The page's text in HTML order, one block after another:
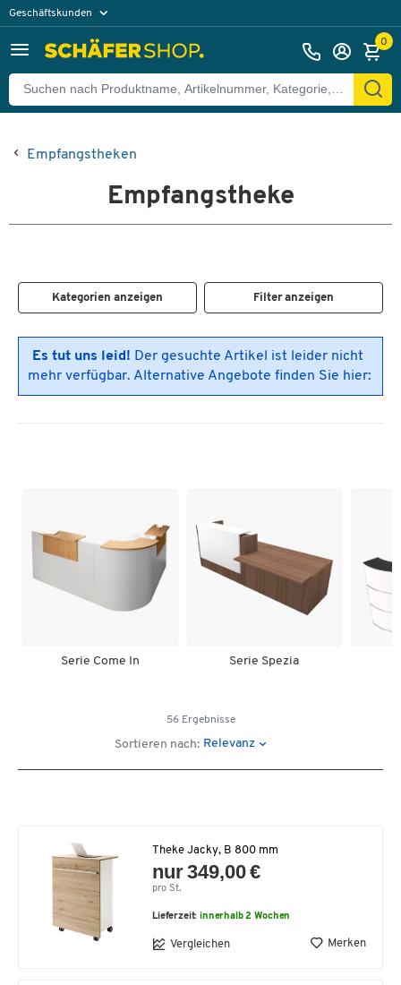
Geschäftskunden
0
Empfangstheken
Empfangstheke
Kategorien anzeigen Filter anzeigen
Es tut uns leid! Der gesuchte Artikel ist leider nicht
mehr verfügbar. Alternative Angebote finden Sie hier:
Serie Come In Serie Spezia
56 Ergebnisse
Sortieren nach: Relevanz
Theke Jacky, B 800 mm
nur 349,00 €
pro St.
Lieferzeit:innerhalb 2 Wochen
Vergleichen Merken